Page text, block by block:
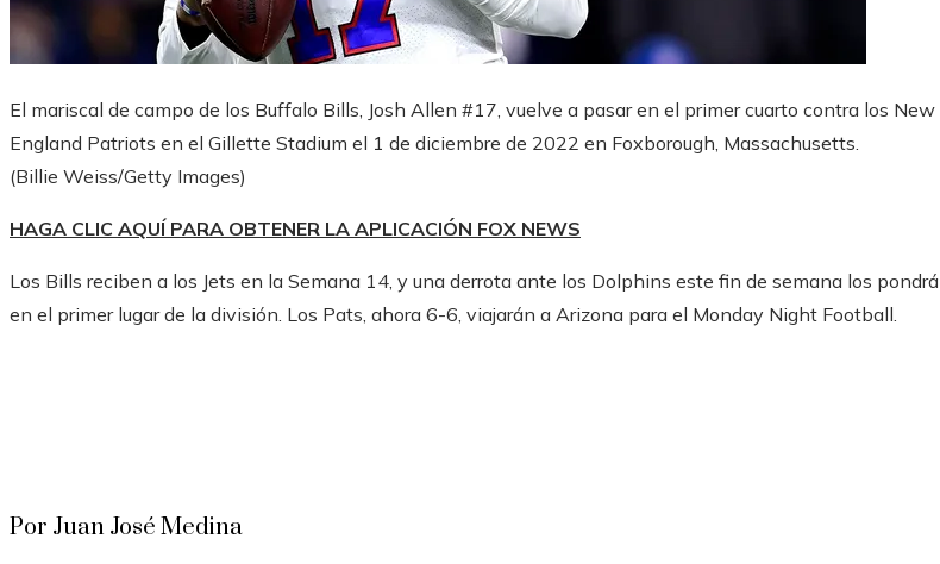
El mariscal de campo de los Buffalo Bills, Josh Allen #17, vuelve a pasar en el primer cuarto contra los New
England Patriots en el Gillette Stadium el 1 de diciembre de 2022 en Foxborough, Massachusetts.
(Billie Weiss/Getty Images)
HAGA CLIC AQUÍ PARA OBTENER LA APLICACIÓN FOX NEWS
Los Bills reciben a los Jets en la Semana 14, y una derrota ante los Dolphins este fin de semana los pondrá
en el primer lugar de la división. Los Pats, ahora 6-6, viajarán a Arizona para el Monday Night Football.
Por Juan José Medina